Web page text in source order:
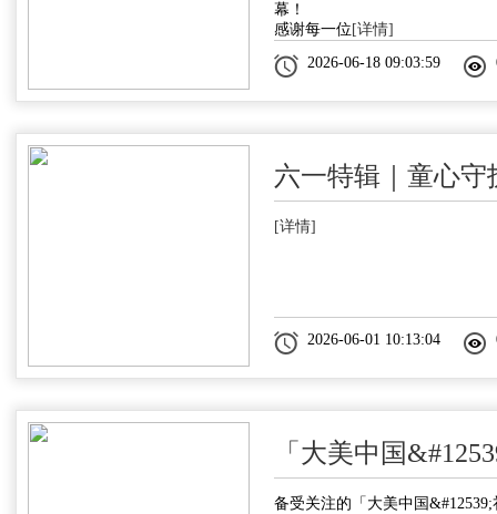
幕！
感谢每一位 [详情]
2026-06-18 09:03:59
六一特辑｜童心守
[详情]
2026-06-01 10:13:04
「大美中国
备受关注的「大美中国